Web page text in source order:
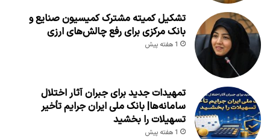
تشکیل کمیته مشترک کمیسیون صنایع و
بانک مرکزی برای رفع چالش‌های ارزی
1 هفته پیش
تمهیدات جدید برای جبران آثار اختلال
سامانه‌ها| بانک ملی ایران جرایم تأخیر
تسهیلات را بخشید
1 هفته پیش